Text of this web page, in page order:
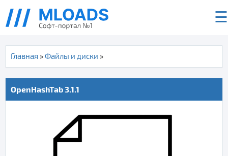
☰
Главная »Файлы и диски »
OpenHashTab 3.1.1